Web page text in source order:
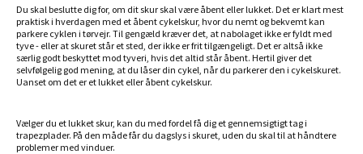
Du skal beslutte dig for, om dit skur skal være åbent eller lukket. Det er klart mest
praktisk i hverdagen med et åbent cykelskur, hvor du nemt og bekvemt kan
parkere cyklen i tørvejr. Til gengæld kræver det, at nabolaget ikke er fyldt med
tyve - eller at skuret står et sted, der ikke er frit tilgængeligt. Det er altså ikke
særlig godt beskyttet mod tyveri, hvis det altid står åbent. Hertil giver det
selvfølgelig god mening, at du låser din cykel, når du parkerer den i cykelskuret.
Uanset om det er et lukket eller åbent cykelskur.
Vælger du et lukket skur, kan du med fordel få dig et gennemsigtigt tag i
trapezplader. På den måde får du dagslys i skuret, uden du skal til at håndtere
problemer med vinduer.